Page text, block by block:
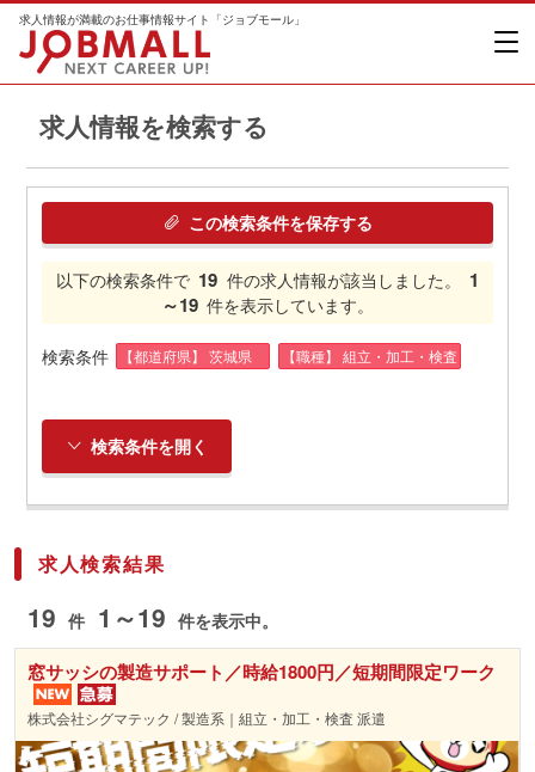
求人情報が満載のお仕事情報サイト「ジョブモール」
求人情報を検索する
この検索条件を保存する
以下の検索条件で 19 件の求人情報が該当しました。
1
～19 件を表示しています。
検索条件 【都道府県】 茨城県 【職種】 組立・加工・検査
検索条件を開く
求人検索結果
19 件 1～19 件を表示中。
窓サッシの製造サポート／時給1800円／短期間限定ワーク
株式会社シグマテック / 製造系｜組立・加工・検査 派遣